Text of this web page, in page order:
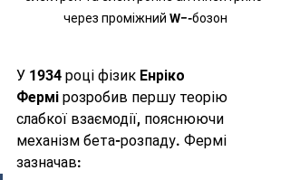
через проміжний W−-бозон
У 1934 році фізик Енріко
Фермі розробив першу теорію
слабкої взаємодії, пояснюючи
механізм бета-розпаду. Фермі
зазначав: